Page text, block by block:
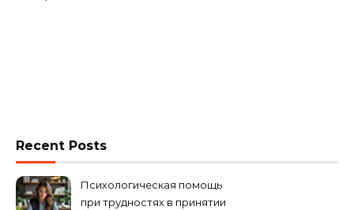
Recent Posts
Психологическая помощь
при трудностях в принятии